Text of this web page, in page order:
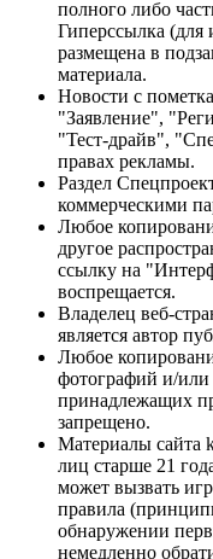
полного либо
Гиперссылка (для
размещена в
материала.
Новости с
"Заявление",
"Тест-драйв",
правах рекламы.
Раздел
коммерческими
Любое
другое
ссылку на
воспрещается.
Владелец веб-
является автор
Любое
фотографий и/или
принадлежащих
запрещено.
Материалы сайта
лиц старше 21
может вызвать
правила
обнаружении
немедленно